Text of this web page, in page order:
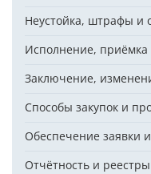
Неустойка, штрафы и
Исполнение, приёмка
Заключение,
Способы закупок и
Обеспечение заявки
Отчётность и реестры